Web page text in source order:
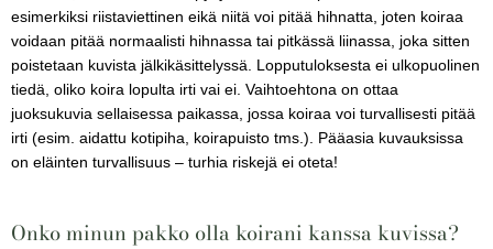
esimerkiksi riistaviettinen eikä niitä voi pitää hihnatta, joten koiraa
voidaan pitää normaalisti hihnassa tai pitkässä liinassa, joka sitten
poistetaan kuvista jälkikäsittelyssä. Lopputuloksesta ei ulkopuolinen
tiedä, oliko koira lopulta irti vai ei. Vaihtoehtona on ottaa
juoksukuvia sellaisessa paikassa, jossa koiraa voi turvallisesti pitää
irti (esim. aidattu kotipiha, koirapuisto tms.). Pääasia kuvauksissa
on eläinten turvallisuus – turhia riskejä ei oteta!
Onko minun pakko olla koirani kanssa kuvissa?